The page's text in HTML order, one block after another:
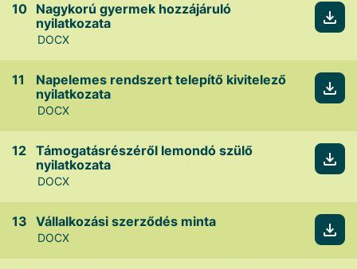
Nagykorú gyermek hozzájáruló
nyilatkozata
DOCX
Napelemes rendszert telepítő kivitelező
nyilatkozata
DOCX
Támogatásrészéről lemondó szülő
nyilatkozata
DOCX
Vállalkozási szerződés minta
DOCX